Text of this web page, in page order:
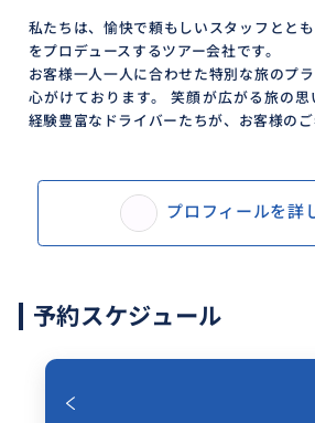
私たちは、愉快で頼もしいスタッフとと
をプロデュースするツアー会社です。
お客様一人一人に合わせた特別な旅のプ
心がけております。 笑顔が広がる旅の思
経験豊富なドライバーたちが、お客様の
プロフィールを詳
予約スケジュール